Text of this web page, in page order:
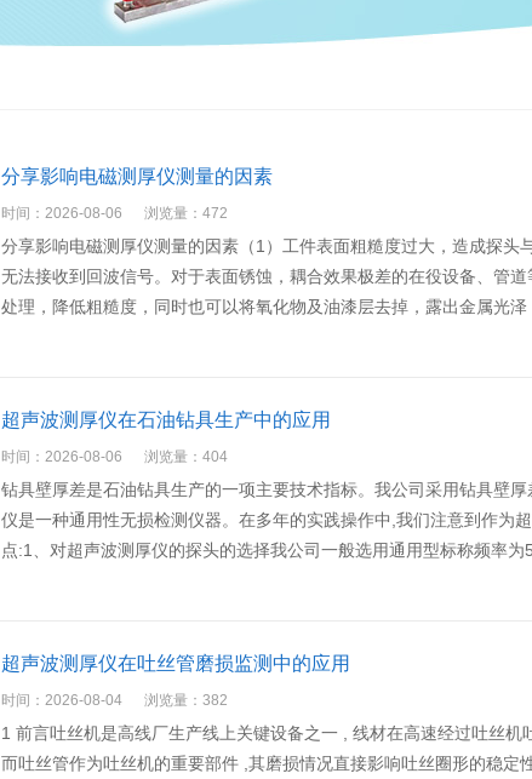
分享影响电磁测厚仪测量的因素
时间：2026-08-06 浏览量：472
分享影响电磁测厚仪测量的因素（1）工件表面粗糙度过大，造成探头
无法接收到回波信号。对于表面锈蚀，耦合效果极差的在役设备、管
处理，降低粗糙度，同时也可以将氧化物及油漆层去掉，露出金属光
超声波测厚仪在石油钻具生产中的应用
时间：2026-08-06 浏览量：404
钻具壁厚差是石油钻具生产的一项主要技术指标。我公司采用钻具壁
仪是一种通用性无损检测仪器。在多年的实践操作中,我们注意到作为
点:1、对超声波测厚仪的探头的选择我公司一般选用通用型标称频率
超声波测厚仪在吐丝管磨损监测中的应用
时间：2026-08-04 浏览量：382
1 前言吐丝机是高线厂生产线上关键设备之一 , 线材在高速经过吐丝
而吐丝管作为吐丝机的重要部件 ,其磨损情况直接影响吐丝圈形的稳定